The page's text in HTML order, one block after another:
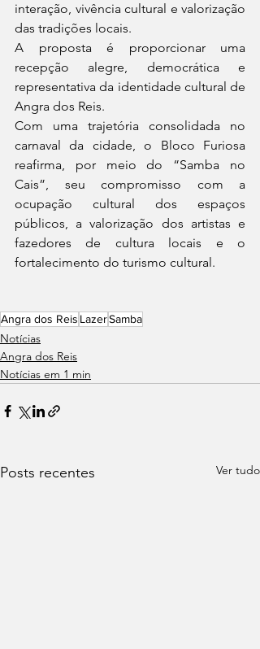
interação, vivência cultural e valorização
das tradições locais.
A proposta é proporcionar uma
recepção alegre, democrática e
representativa da identidade cultural de
Angra dos Reis.
Com uma trajetória consolidada no
carnaval da cidade, o Bloco Furiosa
reafirma, por meio do “Samba no
Cais”, seu compromisso com a
ocupação cultural dos espaços
públicos, a valorização dos artistas e
fazedores de cultura locais e o
fortalecimento do turismo cultural.
Angra dos Reis LazerSamba
Notícias
Angra dos Reis
Notícias em 1 min
Posts recentes Ver tudo